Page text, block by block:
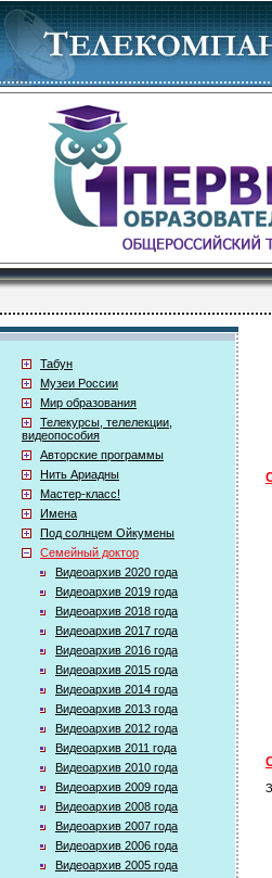
Табун
Музеи России
Мир образования
Телекурсы, телелекции,
видеопособия
Авторские программы
Нить Ариадны
Мастер-класс!
Имена
Под солнцем Ойкумены
Семейный доктор
Видеоархив 2020 года
Видеоархив 2019 года
Видеоархив 2018 года
Видеоархив 2017 года
Видеоархив 2016 года
Видеоархив 2015 года
Видеоархив 2014 года
Видеоархив 2013 года
Видеоархив 2012 года
Видеоархив 2011 года
Видеоархив 2010 года
Видеоархив 2009 года
Видеоархив 2008 года
Видеоархив 2007 года
Видеоархив 2006 года
Видеоархив 2005 года